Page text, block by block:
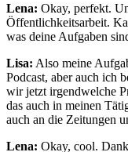
Lena: Okay, perfekt.
Öffentlichkeitsarbeit.
was deine Aufgaben
Lisa: Also meine
Podcast, aber auch ich
wir jetzt irgendwelche
das auch in meinen
auch an die Zeitungen
Lena: Okay, cool.